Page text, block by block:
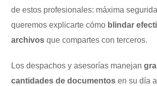
de estos profesionales: máxima
queremos explicarte cómo blindar
archivos que compartes con terceros.
Los despachos y asesorías manejan
cantidades de documentos en su día